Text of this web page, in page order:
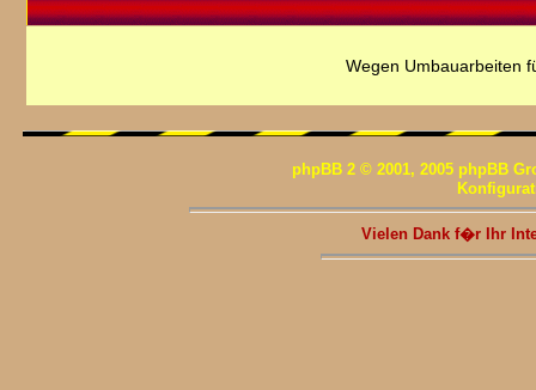
Wegen Umbauarbeiten
phpBB 2 © 2001, 2005 phpBB
Vielen Dank f�r Ihr